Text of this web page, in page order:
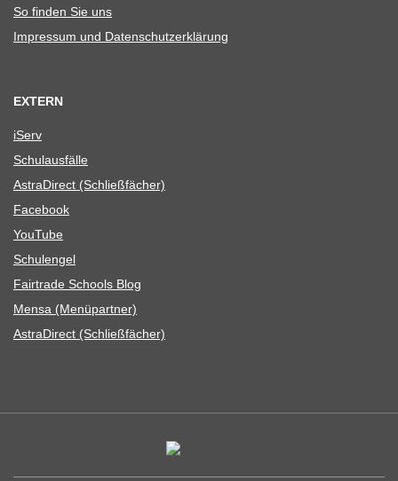
So fin­den Sie uns
Impres­sum und Datenschutzerklärung
EXTERN
iServ
Schul­aus­fälle
Astra­Di­rect (Schließ­fä­cher)
Face­book
You­Tube
Schul­en­gel
Fair­trade Schools Blog
Mensa (Menü­part­ner)
Astra­Di­rect (Schließ­fä­cher)